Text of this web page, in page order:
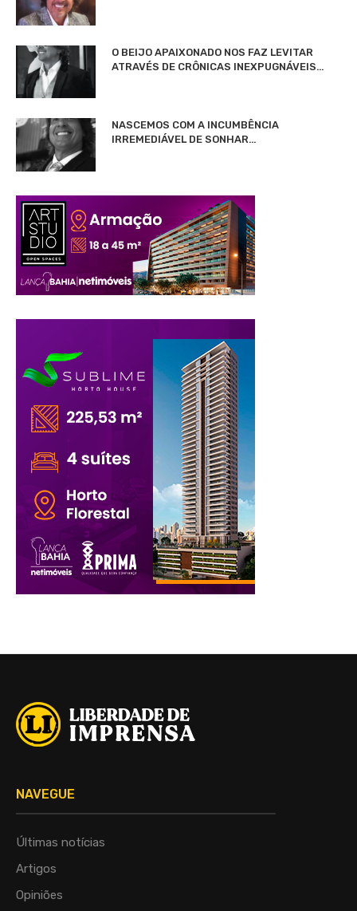
O BEIJO APAIXONADO NOS FAZ LEVITAR
ATRAVÉS DE CRÔNICAS INEXPUGNÁVEIS…
NASCEMOS COM A INCUMBÊNCIA
IRREMEDIÁVEL DE SONHAR…
NAVEGUE
Últimas notícias
Artigos
Opiniões